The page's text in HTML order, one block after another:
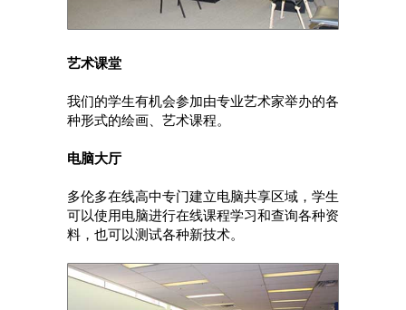
艺术课堂
我们的学生有机会参加由专业艺术家举办的各
种形式的绘画、艺术课程。
电脑大厅
多伦多在线高中专门建立电脑共享区域，学生
可以使用电脑进行在线课程学习和查询各种资
料，也可以测试各种新技术。